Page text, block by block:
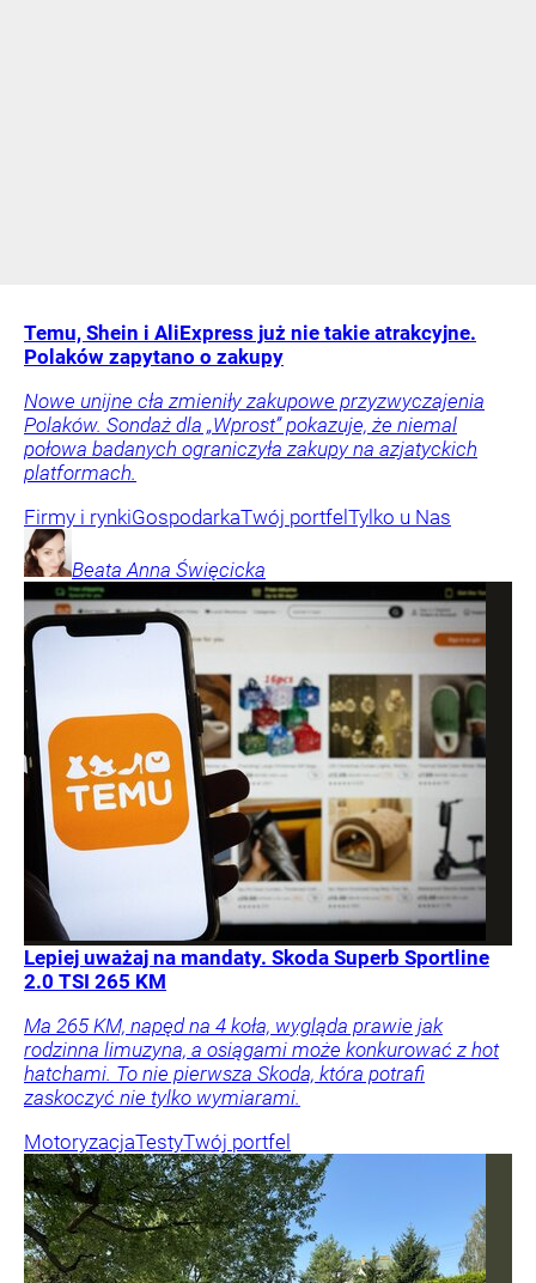
Temu, Shein i AliExpress już nie takie atrakcyjne.
Polaków zapytano o zakupy
Nowe unijne cła zmieniły zakupowe przyzwyczajenia
Polaków. Sondaż dla „Wprost” pokazuje, że niemal
połowa badanych ograniczyła zakupy na azjatyckich
platformach.
Firmy i rynkiGospodarkaTwój portfel Tylko u Nas
Beata Anna Święcicka
Lepiej uważaj na mandaty. Skoda Superb Sportline
2.0 TSI 265 KM
Ma 265 KM, napęd na 4 koła, wygląda prawie jak
rodzinna limuzyna, a osiągami może konkurować z hot
hatchami. To nie pierwsza Skoda, która potrafi
zaskoczyć nie tylko wymiarami.
MotoryzacjaTestyTwój portfel